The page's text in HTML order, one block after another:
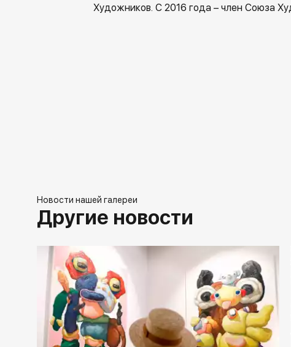
Художников. С 2016 года – член Союза
Новости нашей галереи
Другие новости